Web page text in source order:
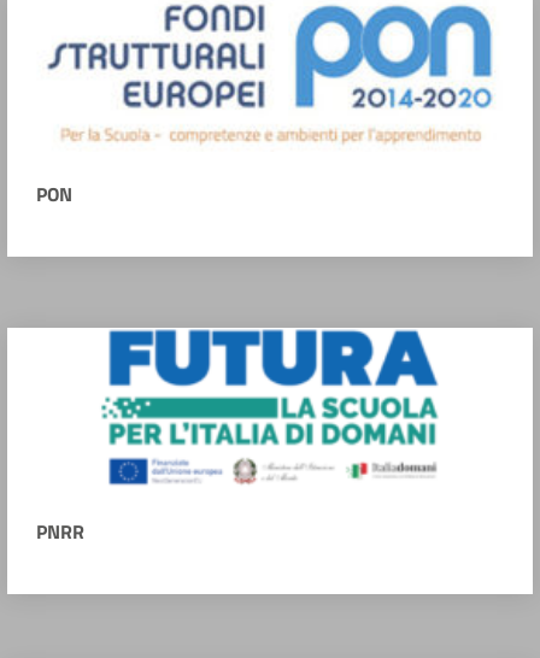
PON
PNRR